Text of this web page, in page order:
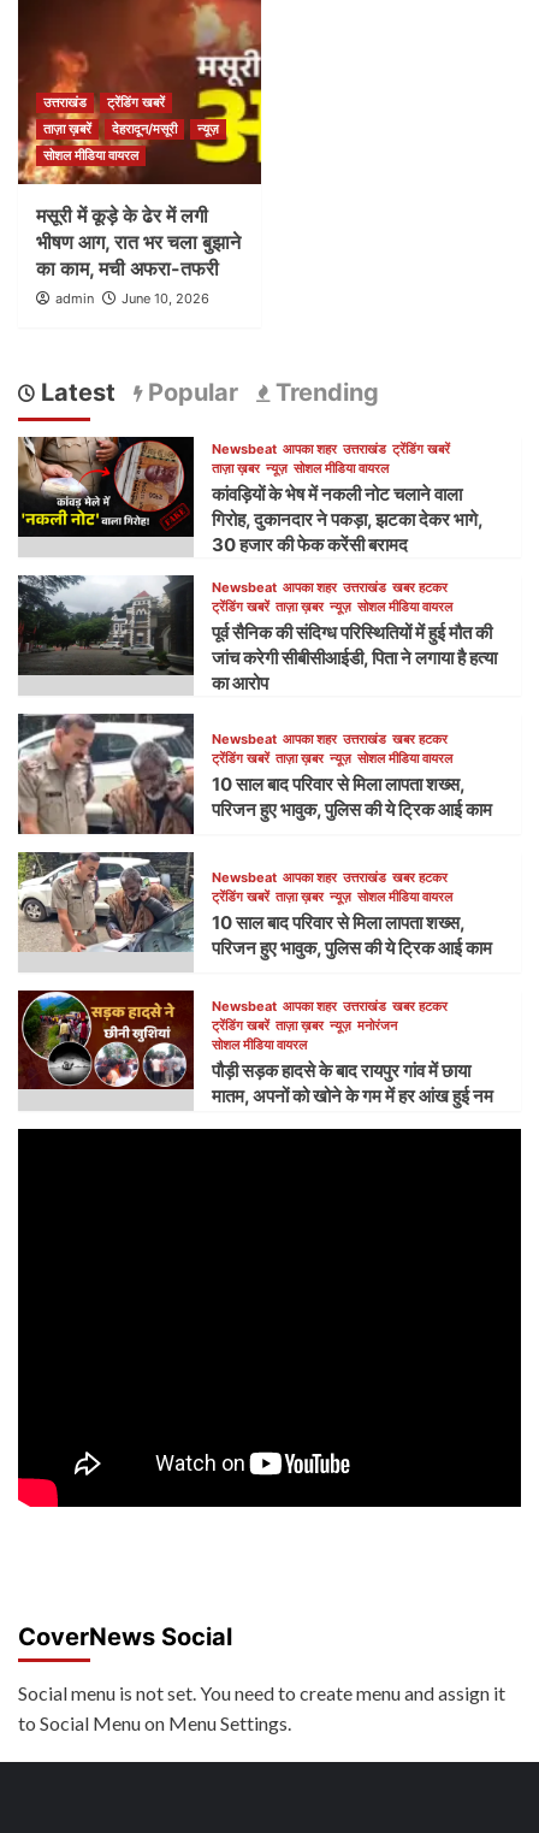
उत्तराखंड
ट्रेंडिंग खबरें
ताज़ा ख़बरें
देहरादून/मसूरी
न्यूज़
सोशल मीडिया वायरल
मसूरी में कूड़े के ढेर में लगी
भीषण आग, रात भर चला बुझाने
का काम, मची अफरा-तफरी
admin June 10, 2026
Latest Popular Trending
Newsbeat आपका शहर उत्तराखंड ट्रेंडिंग खबरें
ताज़ा ख़बर न्यूज़ सोशल मीडिया वायरल
कांवड़ियों के भेष में नकली नोट चलाने वाला
गिरोह, दुकानदार ने पकड़ा, झटका देकर भागे,
30 हजार की फेक करेंसी बरामद
Newsbeat आपका शहर उत्तराखंड खबर हटकर
ट्रेंडिंग खबरें ताज़ा ख़बर न्यूज़ सोशल मीडिया वायरल
पूर्व सैनिक की संदिग्ध परिस्थितियों में हुई मौत की
जांच करेगी सीबीसीआईडी, पिता ने लगाया है हत्या
का आरोप
Newsbeat आपका शहर उत्तराखंड खबर हटकर
ट्रेंडिंग खबरें ताज़ा ख़बर न्यूज़ सोशल मीडिया वायरल
10 साल बाद परिवार से मिला लापता शख्स,
परिजन हुए भावुक, पुलिस की ये ट्रिक आई काम
Newsbeat आपका शहर उत्तराखंड खबर हटकर
ट्रेंडिंग खबरें ताज़ा ख़बर न्यूज़ सोशल मीडिया वायरल
10 साल बाद परिवार से मिला लापता शख्स,
परिजन हुए भावुक, पुलिस की ये ट्रिक आई काम
Newsbeat आपका शहर उत्तराखंड खबर हटकर
ट्रेंडिंग खबरें ताज़ा ख़बर न्यूज़ मनोरंजन
सोशल मीडिया वायरल
पौड़ी सड़क हादसे के बाद रायपुर गांव में छाया
मातम, अपनों को खोने के गम में हर आंख हुई नम
CoverNews Social
Social menu is not set. You need to create menu and assign it
to Social Menu on Menu Settings.